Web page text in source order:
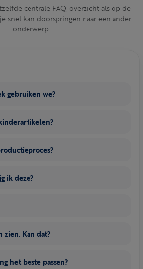
centrale FAQ-overzicht als op de
snel kan doorspringen naar een ander
onderwerp.
gebruiken we?
ik deze?
zien. Kan dat?
het beste passen?